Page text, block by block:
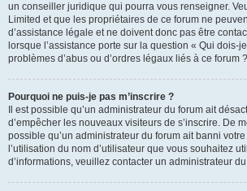
un conseiller juridique qui pourra vous renseigner.
Limited et que les propriétaires de ce forum ne
d’assistance légale et ne doivent donc pas être
lorsque l’assistance porte sur la question « Qui dois-
problèmes d’abus ou d’ordres légaux liés à ce forum
Pourquoi ne puis-je pas m’inscrire ?
Il est possible qu’un administrateur du forum ait
d’empêcher les nouveaux visiteurs de s’inscrire. De
possible qu’un administrateur du forum ait banni
l’utilisation du nom d’utilisateur que vous souhaitez
d’informations, veuillez contacter un administrateur